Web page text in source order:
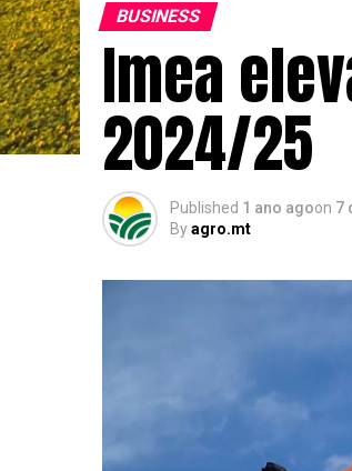
BUSINESS
Imea
2024/25
Published 1 ano agoon 7
Byagro.mt